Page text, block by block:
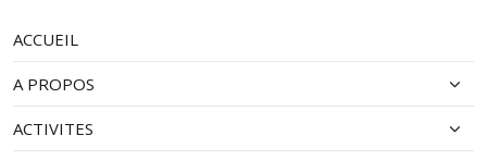
ACCUEIL
A PROPOS
ACTIVITES